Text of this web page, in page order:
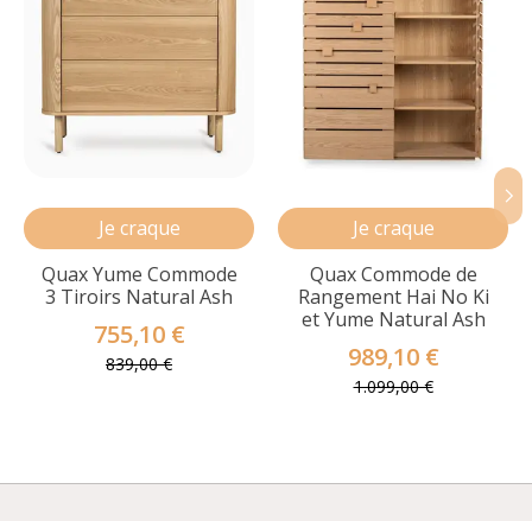
Je craque
Quax Yume Commode
3 Tiroirs Natural Ash
755,10 €
839,00 €
Je craque
Quax Commode de
Rangement Hai No Ki
et Yume Natural Ash
989,10 €
1.099,00 €